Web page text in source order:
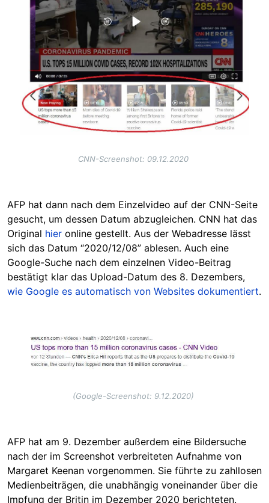
CNN-Screenshot: 09.12.2020
AFP hat dann nach dem Einzelvideo auf der CNN-Seite
gesucht, um dessen Datum abzugleichen. CNN hat das
Original hier online gestellt. Aus der Webadresse lässt
sich das Datum “2020/12/08” ablesen. Auch eine
Google-Suche nach dem einzelnen Video-Beitrag
bestätigt klar das Upload-Datum des 8. Dezembers,
wie Google es automatisch von Websites dokumentiert.
Image
(Google-Screenshot: 9.12.2020)
AFP hat am 9. Dezember außerdem eine Bildersuche
nach der im Screenshot verbreiteten Aufnahme von
Margaret Keenan vorgenommen. Sie führte zu zahllosen
Medienbeiträgen, die unabhängig voneinander über die
Impfung der Britin im Dezember 2020 berichteten.